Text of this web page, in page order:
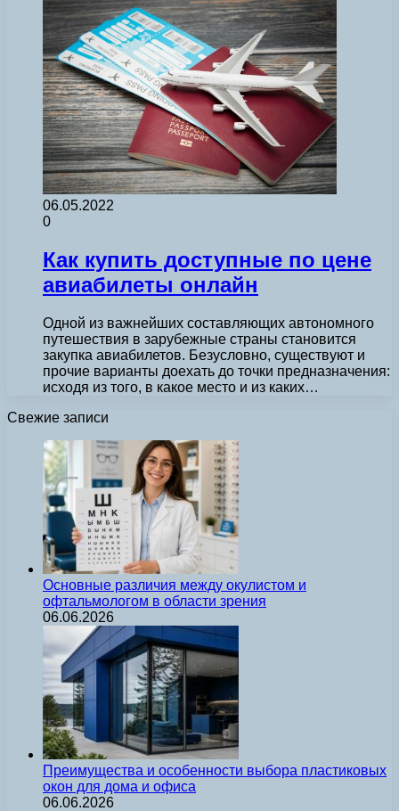
06.05.2022
0
Как купить доступные по цене
авиабилеты онлайн
Одной из важнейших составляющих автономного
путешествия в зарубежные страны становится
закупка авиабилетов. Безусловно, существуют и
прочие варианты доехать до точки предназначения:
исходя из того, в какое место и из каких…
Свежие записи
Основные различия между окулистом и
офтальмологом в области зрения
06.06.2026
Преимущества и особенности выбора пластиковых
окон для дома и офиса
06.06.2026